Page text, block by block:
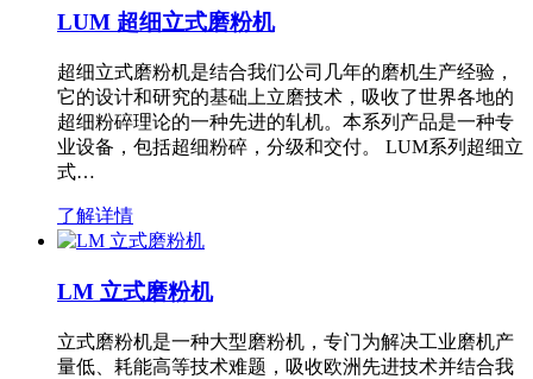
LUM 超细立式磨粉机
超细立式磨粉机是结合我们公司几年的磨机生产经验，
它的设计和研究的基础上立磨技术，吸收了世界各地的
超细粉碎理论的一种先进的轧机。本系列产品是一种专
业设备，包括超细粉碎，分级和交付。 LUM系列超细立
式…
了解详情
LM 立式磨粉机
立式磨粉机是一种大型磨粉机，专门为解决工业磨机产
量低、耗能高等技术难题，吸收欧洲先进技术并结合我